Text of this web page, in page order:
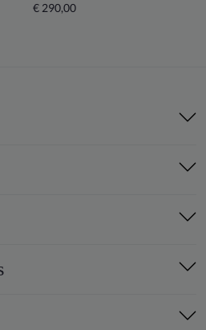
€ 290,00